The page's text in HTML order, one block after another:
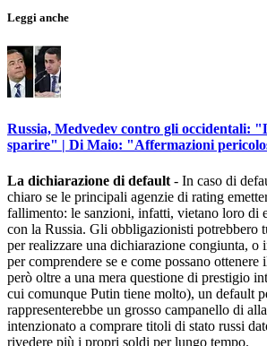
Leggi anche
Russia, Medvedev contro gli occidentali:
sparire" | Di Maio: "Affermazioni
La dichiarazione di default - In caso di
chiaro se le principali agenzie di rating
fallimento: le sanzioni, infatti, vietano loro di
con la Russia. Gli obbligazionisti potrebbero
per realizzare una dichiarazione congiunta, o
per comprendere se e come possano ottenere
però oltre a una mera questione di prestigio
cui comunque Putin tiene molto), un default
rappresenterebbe un grosso campanello di
intenzionato a comprare titoli di stato russi
rivedere più i propri soldi per lungo tempo.